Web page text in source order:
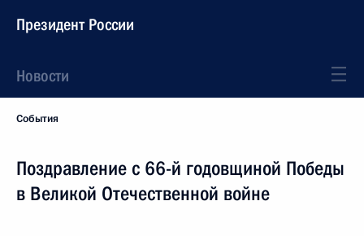
Президент России
Новости
События
Поздравление с 66-й годовщиной Победы
в Великой Отечественной войне